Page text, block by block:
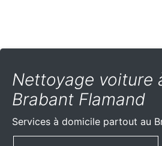
Nettoyage voiture
Brabant Flamand
Services à domicile partout au